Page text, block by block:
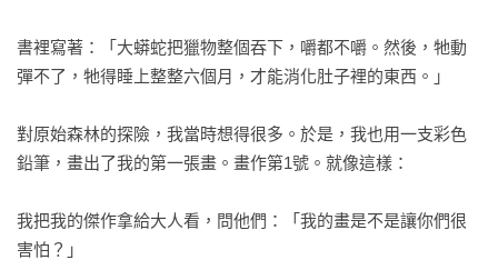
書裡寫著：「大蟒蛇把獵物整個吞下，嚼都不嚼。然後，牠動
彈不了，牠得睡上整整六個月，才能消化肚子裡的東西。」
對原始森林的探險，我當時想得很多。於是，我也用一支彩色
鉛筆，畫出了我的第一張畫。畫作第1號。就像這樣：
我把我的傑作拿給大人看，問他們：「我的畫是不是讓你們很
害怕？」